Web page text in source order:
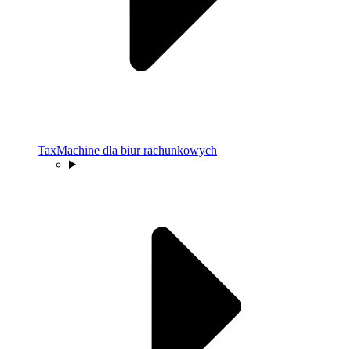
TaxMachine dla biur rachunkowych